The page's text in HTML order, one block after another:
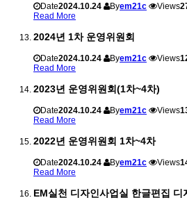
Date2024.10.24 Byem21c Views
Read More
2024년 1차 운영위원회
Date2024.10.24 Byem21c Views
Read More
2023년 운영위원회(1차~4차)
Date2024.10.24 Byem21c Views
Read More
2022년 운영위원회 1차~4차
Date2024.10.24 Byem21c Views
Read More
EM실천 디자인사업실 한글편집